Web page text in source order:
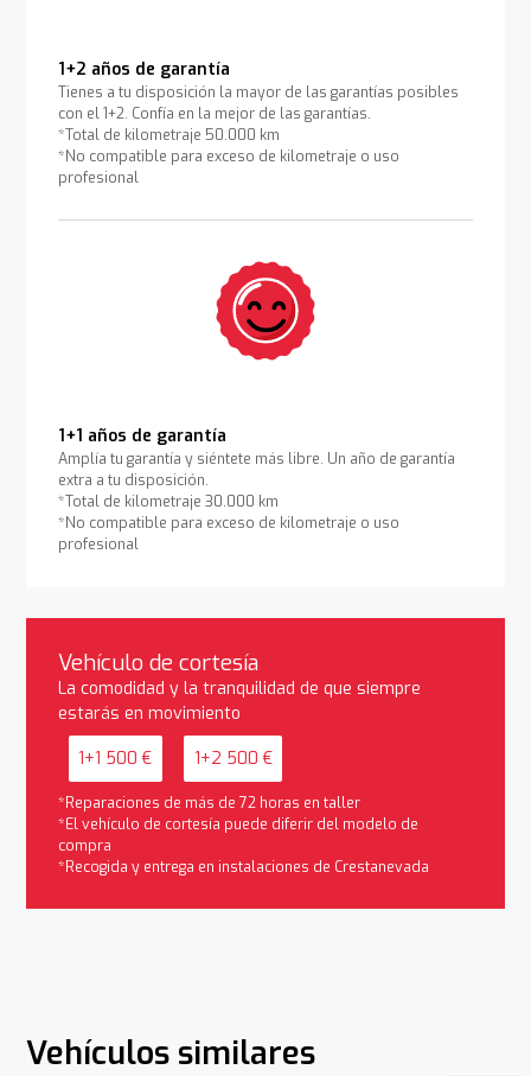
1+2 años de garantía
Tienes a tu disposición la mayor de las garantías posibles
con el 1+2. Confía en la mejor de las garantías.
*Total de kilometraje 50.000 km
*No compatible para exceso de kilometraje o uso
profesional
1+1 años de garantía
Amplía tu garantía y siéntete más libre. Un año de garantía
extra a tu disposición.
*Total de kilometraje 30.000 km
*No compatible para exceso de kilometraje o uso
profesional
Vehículo de cortesía
La comodidad y la tranquilidad de que siempre
estarás en movimiento
1+1 500 € 1+2 500 €
*Reparaciones de más de 72 horas en taller
*El vehículo de cortesía puede diferir del modelo de
compra
*Recogida y entrega en instalaciones de Crestanevada
Vehículos similares